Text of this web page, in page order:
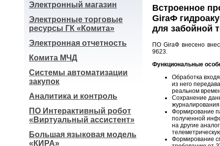
Электронный магазин
Электронные торговые
ресурсы ГК «Комита»
Электронная отчетность
Комита МЧД
Системы автоматизации
закупок
Аналитика и контроль
ПО Интерактивный робот
«Виртуальный ассистент»
Большая языковая модель
«КИРА»
Встроенное
GiraФ
для забойной
ПО GiraФ внесено
9623.
Функциональные
Обработка
из него
реальном
Сохранение
Формирование
полученной
на другие
Формирование